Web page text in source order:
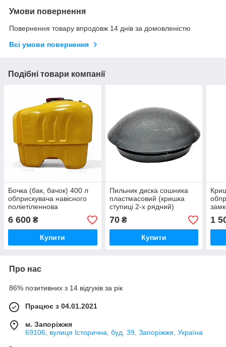
Умови повернення
Повернення товару впродовж 14 днів за домовленістю
Всі умови повернення
Подібні товари компанії
Бочка (бак, бачок) 400 л
обприскувача навісного
поліетіленнова
пластикова Marseplast з
рукомийником
6 600 ₴
Купити
Пильник диска сошника
пластмасовий (кришка
ступиці 2-х рядний)
великий D=45мм G52024
сівалки СЗМ "Велес-Агро"
70₴
Купити
1
Про нас
86% позитивних з 14 відгуків за рік
Працює з 04.01.2021
м. Запоріжжя
69106, вулиця Історична, буд. 39, Запоріжжя, Україна